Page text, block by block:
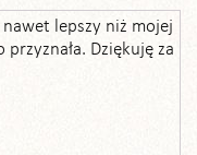
nawet lepszy niż mojej
Dziękuję za